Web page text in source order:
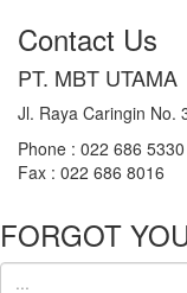
Contact Us
PT. MBT UTAMA
Jl. Raya Caringin No.
Phone : 022 686 5330
Fax : 022 686 8016
FORGOT